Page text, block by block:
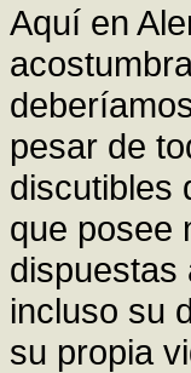
Aquí en
pesar de
discutibles
que posee
dispuestas
incluso su
su propia